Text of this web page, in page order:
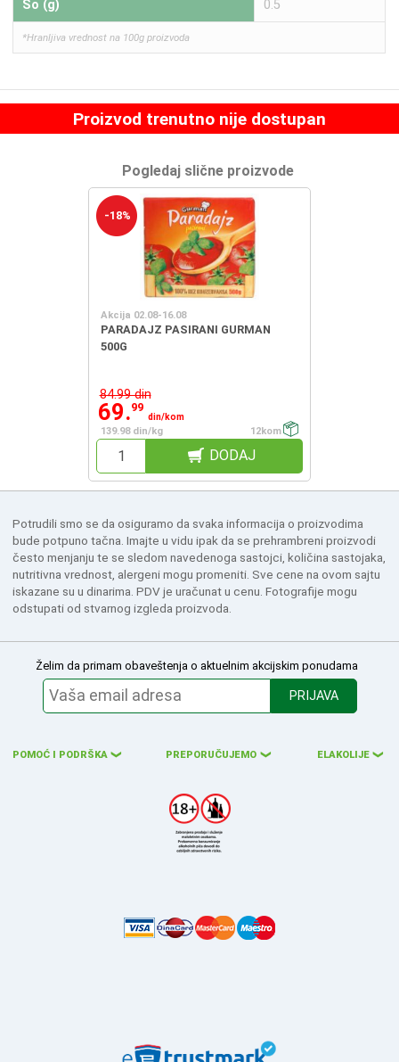
So (g) 0.5
*Hranljiva vrednost na 100g proizvoda
Proizvod trenutno nije dostupan
Pogledaj slične proizvode
-18%
Akcija 02.08-16.08
PARADAJZ PASIRANI GURMAN
500G
84.99 din
69.99
din/kom
139.98 din/kg
12kom
DODAJ
Potrudili smo se da osiguramo da svaka informacija o proizvodima
bude potpuno tačna. Imajte u vidu ipak da se prehrambreni proizvodi
često menjanju te se sledom navedenoga sastojci, količina sastojaka,
nutritivna vrednost, alergeni mogu promeniti. Sve cene na ovom sajtu
iskazane su u dinarima. PDV je uračunat u cenu. Fotografije mogu
odstupati od stvarnog izgleda proizvoda.
Želim da primam obaveštenja o aktuelnim akcijskim ponudama
PRIJAVA
POMOĆ I PODRŠKA ❮ PREPORUČUJEMO ❮ ELAKOLIJE ❮